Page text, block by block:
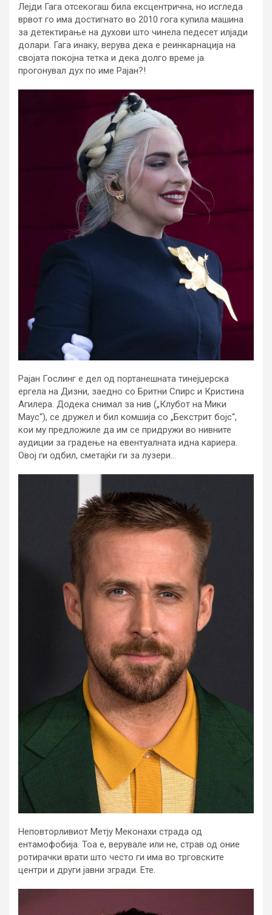
Лејди Гага отсекогаш била ексцентрична, но исгледа
врвот го има достигнато во 2010 гога купила машина
за детектирање на духови што чинела педесет илјади
долари. Гага инаку, верува дека е реинкарнација на
својата покојна тетка и дека долго време ја
прогонувал дух по име Рајан?!
Рајан Гослинг е дел од портанешната тинејџерска
ергела на Дизни, заедно со Бритни Спирс и Кристина
Агилера. Додека снимал за нив („Клубот на Мики
Маус“), се дружел и бил комшија со „Бекстрит бојс“,
кои му предложиле да им се придружи во нивните
аудиции за градење на евентуалната идна кариера.
Овој ги одбил, сметајќи ги за лузери…
Неповторливиот Метју Меконахи страда од
ентамофобија. Тоа е, верувале или не, страв од оние
ротирачки врати што често ги има во трговските
центри и други јавни згради. Ете.